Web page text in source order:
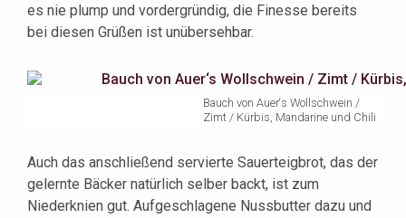
es nie plump und vordergründig, die Finesse bereits
bei diesen Grüßen ist unübersehbar.
Bauch von Auer‘s Wollschwein /
Zimt / Kürbis, Mandarine und Chili
Auch das anschließend servierte Sauerteigbrot, das der
gelernte Bäcker natürlich selber backt, ist zum
Niederknien gut. Aufgeschlagene Nussbutter dazu und